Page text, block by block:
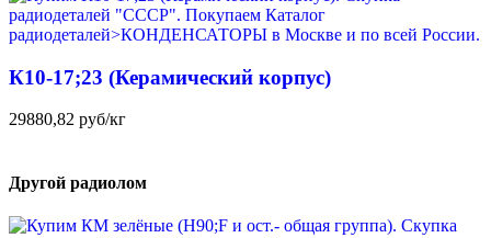
К10-17;23 (Керамический корпус)
29880,82 руб/кг
Другой радиолом